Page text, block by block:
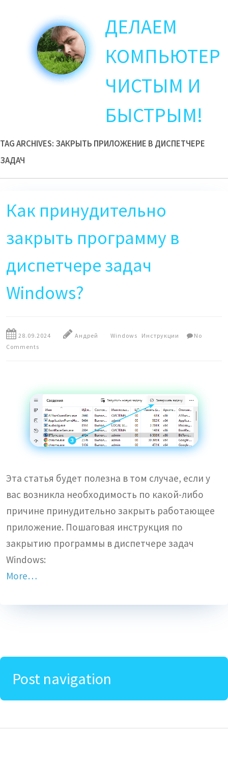
ДЕЛАЕМ
КОМПЬЮТЕР
ЧИСТЫМ И
БЫСТРЫМ!
TAG ARCHIVES: ЗАКРЫТЬ ПРИЛОЖЕНИЕ В ДИСПЕТЧЕРЕ
ЗАДАЧ
Как принудительно
закрыть программу в
диспетчере задач
Windows?
28.09.2024 Андрей Windows Инструкции
No
Comments
Эта статья будет полезна в том случае, если у
вас возникла необходимость по какой-либо
причине принудительно закрыть работающее
приложение. Пошаговая инструкция по
закрытию программы в диспетчере задач
Windows:
More…
Post navigation